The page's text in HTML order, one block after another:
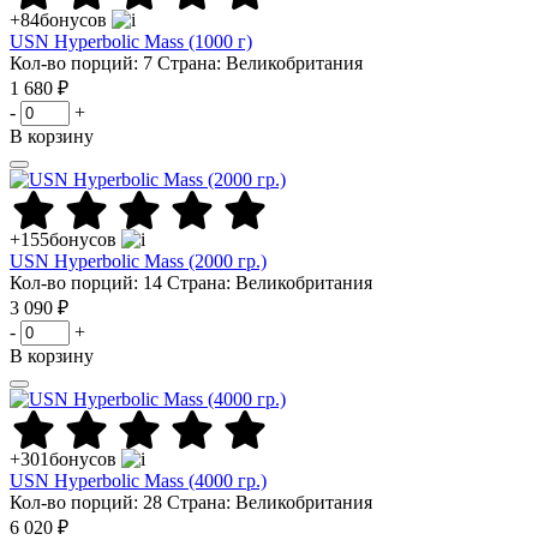
+84бонусов
USN Hyperbolic Mass (1000 г)
Кол-во порций: 7 Страна: Великобритания
1 680 ₽
-
+
В корзину
+155бонусов
USN Hyperbolic Mass (2000 гр.)
Кол-во порций: 14 Страна: Великобритания
3 090 ₽
-
+
В корзину
+301бонусов
USN Hyperbolic Mass (4000 гр.)
Кол-во порций: 28 Страна: Великобритания
6 020 ₽